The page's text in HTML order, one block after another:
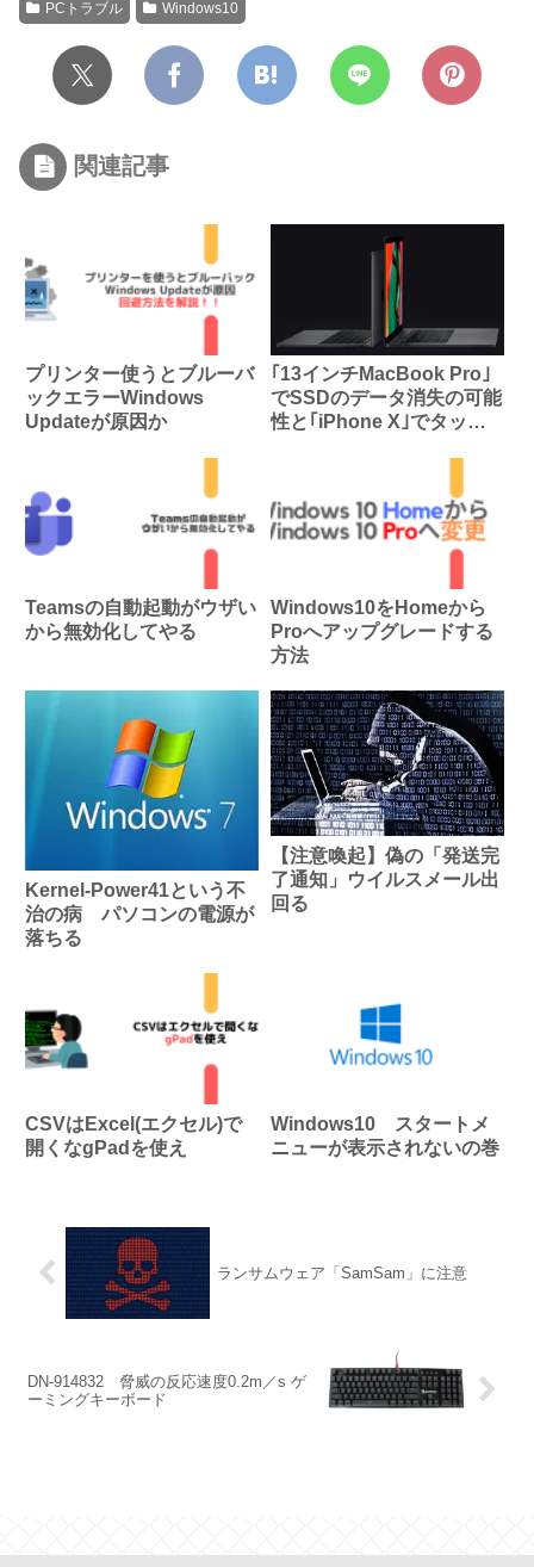
PCトラブル Windows10
関連記事
プリンター使うとブルーバ
ックエラーWindows
Updateが原因か
｢13インチMacBook Pro｣
でSSDのデータ消失の可能
性と｢iPhone X｣でタッチ
Teamsの自動起動がウザい
から無効化してやる
Windows10をHomeから
Proへアップグレードする
方法
Kernel-Power41という不
治の病 パソコンの電源が
落ちる
【注意喚起】偽の「発送完
了通知」ウイルスメール出
回る
CSVはExcel(エクセル)で
開くなgPadを使え
Windows10 スタートメ
ニューが表示されないの巻
ランサムウェア「SamSam」に注意
DN-914832 脅威の反応速度0.2m／s ゲ
ーミングキーボード